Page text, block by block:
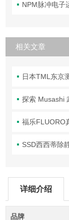
NPM脉冲电子
相关文章
日本TML东京
探索 Musashi
福乐FLUORO
SSD西西蒂除
详细介绍
品牌